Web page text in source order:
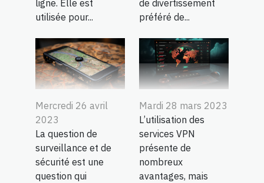
ligne. Elle est
utilisée pour...
de divertissement
préféré de...
Mercredi 26 avril
2023
La question de
surveillance et de
sécurité est une
question qui
Mardi 28 mars 2023
L’utilisation des
services VPN
présente de
nombreux
avantages, mais